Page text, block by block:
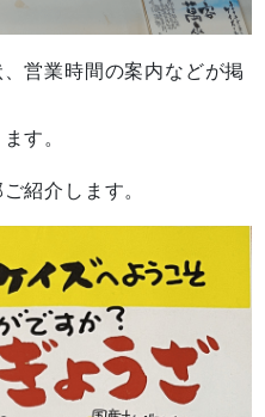
営業時間の案内などが掲
す。
紹介します。